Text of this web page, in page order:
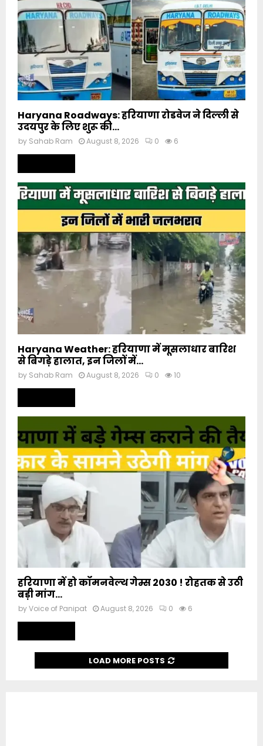
Haryana Roadways: हरियाणा रोडवेज ने दिल्ली से
उदयपुर के लिए शुरू की...
by Sahab Ram August 8, 2026 0 6
Haryana Weather: हरियाणा में मूसलाधार बारिश
से बिगड़े हालात, इन जिलों में...
by Sahab Ram August 8, 2026 0 10
हरियाणा में हो कॉमनवेल्थ गेम्स 2030 ! रोहतक से उठी
बड़ी मांग...
byVoice of Panipat August 8, 2026 0 6
LOAD MORE POSTS